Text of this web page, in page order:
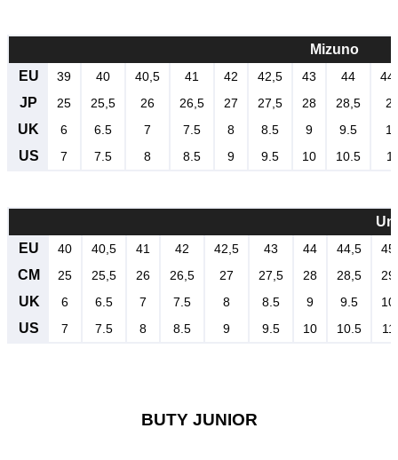
Mizuno
EU
39 40 40,5 41 42 42,5 43 44
JP 25 25,5 26 26,5 27 27,5 28 28,5
UK 6 6.5 7 7.5 8 8.5 9 9.5
US 7 7.5 8 8.5 9 9.5 10 10.5
EU
40 40,5 41 42 42,5 43 44 44,5 45
CM 25 25,5 26 26,5 27 27,5 28 28,5 29
UK 6 6.5 7 7.5 8 8.5 9 9.5 10
US 7 7.5 8 8.5 9 9.5 10 10.5 11
BUTY JUNIOR